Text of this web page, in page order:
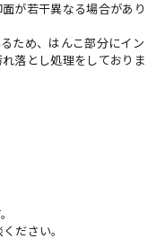
が若干異なる場合があり
ため、はんこ部分にイン
落とし処理をしておりま
ださい。